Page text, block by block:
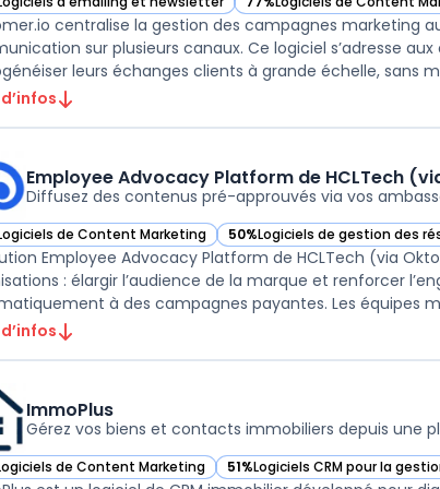
Customer.io dans cette catégorie— voir Customer.io dans
centralise la gestion des campagnes marketing
sur plusieurs canaux. Ce logiciel s’adresse
leurs échanges clients à grande échelle, sans
Employee Advocacy Platform de HCLTech
Diffusez des contenus pré-approuvés via vos
de Content Marketing
Employee Advocacy Platform de HCLTech (via Oktopost)
50%Logiciels de gestion des
— voir Employee Advocacy
Employee Advocacy Platform de HCLTech (via
: élargir l’audience de la marque et renforcer
à des campagnes payantes. Les équipes
ImmoPlus
Gérez vos biens et contacts immobiliers depuis une
de Content Marketing
ImmoPlus dans cette catégorie 51%Logiciels CRM pour la
— voir ImmoPlus dans cette